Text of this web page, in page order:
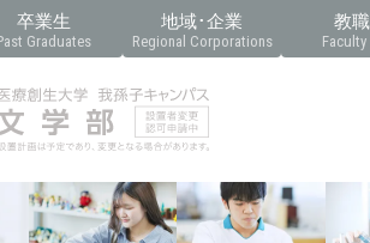
卒業生
Graduates
地域･企業
Regional Corporations
教